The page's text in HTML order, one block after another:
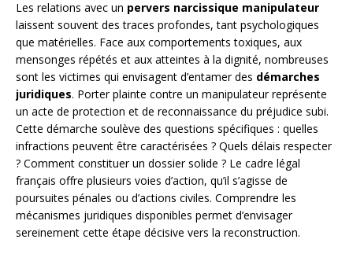
Les relations avec un pervers narcissique manipulateur
laissent souvent des traces profondes, tant psychologiques
que matérielles. Face aux comportements toxiques, aux
mensonges répétés et aux atteintes à la dignité, nombreuses
sont les victimes qui envisagent d’entamer des démarches
juridiques. Porter plainte contre un manipulateur représente
un acte de protection et de reconnaissance du préjudice subi.
Cette démarche soulève des questions spécifiques : quelles
infractions peuvent être caractérisées ? Quels délais respecter
? Comment constituer un dossier solide ? Le cadre légal
français offre plusieurs voies d’action, qu’il s’agisse de
poursuites pénales ou d’actions civiles. Comprendre les
mécanismes juridiques disponibles permet d’envisager
sereinement cette étape décisive vers la reconstruction.